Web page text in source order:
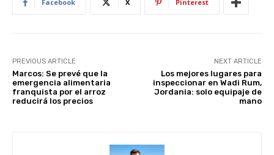
p
Facebook X Pinterest
PREVIOUS ARTICLE
Marcos: Se prevé que la
emergencia alimentaria
franquista por el arroz
reducirá los precios
NEXT ARTICLE
Los mejores lugares para
inspeccionar en Wadi Rum,
Jordania: solo equipaje de
mano